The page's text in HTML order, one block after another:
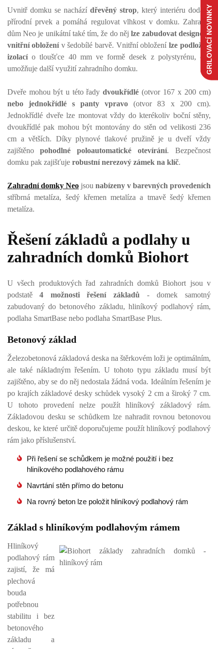
GRILOVACÍ NOVINKY
Uvnitř domku se nachází dřevěný strop, který interiéru dodává
přírodní prvek a pomáhá regulovat vlhkost v domku. Zahradní
dům Neo je unikátní také tím, že do něj lze zabudovat designové
vnitřní obloženív šedobílé barvě. Vnitřní obložení lze podložit i
izolacío tloušťce 40 mm ve formě desek z polystyrénu, což
umožňuje další využití zahradního domku.
Dveře mohou být u této řady dvoukřídlé (otvor 167 x 200 cm)
nebo jednokřídlé s panty vpravo (otvor 83 x 200 cm).
Jednokřídlé dveře lze montovat vždy do kterékoliv boční stěny,
dvoukřídlé pak mohou být montovány do stěn od velikosti 236
cm a větších. Díky plynové tlakové pružině je u dveří vždy
zajištěno pohodlné poloautomatické otevírání. Bezpečnost
domku pak zajišťuje robustní nerezový zámek na klíč.
Zahradní domky Neo jsou nabízeny v barevných provedeních
stříbrná metalíza, šedý křemen metalíza a tmavě šedý křemen
metalíza.
Řešení základů a podlahy u
zahradních domků Biohort
U všech produktových řad zahradních domků Biohort jsou v
podstatě 4 možnosti řešení základů - domek samotný
zabudovaný do betonového základu, hliníkový podlahový rám,
podlaha SmartBase nebo podlaha SmartBase Plus.
Betonový základ
Železobetonová základová deska na štěrkovém loži je optimálním,
ale také nákladným řešením. U tohoto typu základu musí být
zajištěno, aby se do něj nedostala žádná voda. Ideálním řešením je
po krajích základové desky schůdek vysoký 2 cm a široký 7 cm.
U tohoto provedení nelze použít hliníkový základový rám.
Základovou desku se schůdkem lze nahradit rovnou betonovou
deskou, ke které určitě doporučujeme použít hliníkový podlahový
rám jako příslušenství.
Při řešení se schůdkem je možné použití i bez
hliníkového podlahového rámu
Navrtání stěn přímo do betonu
Na rovný beton lze položit hliníkový podlahový rám
Základ s hliníkovým podlahovým rámem
Hliníkový
podlahový rám
zajistí, že má
plechová
bouda
potřebnou
stabilitu i bez
betonového
základu a